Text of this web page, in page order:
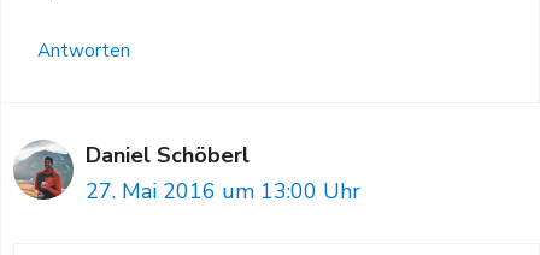
Antworten
Daniel Schöberl
27. Mai 2016 um 13:00 Uhr